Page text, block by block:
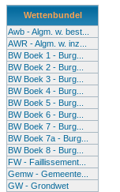
Wettenbundel
Awb - Algm. w. best...
AWR - Algm. w. inz...
BW Boek 1 - Burg...
BW Boek 2 - Burg...
BW Boek 3 - Burg...
BW Boek 4 - Burg...
BW Boek 5 - Burg...
BW Boek 6 - Burg...
BW Boek 7 - Burg...
BW Boek 7a - Burg...
BW Boek 8 - Burg...
FW - Faillissement...
Gemw - Gemeente...
GW - Grondwet